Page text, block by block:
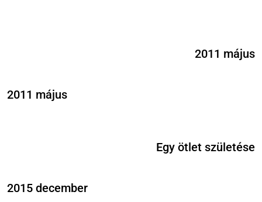
2011 május
2011 május
Egy ötlet születése
2015 december